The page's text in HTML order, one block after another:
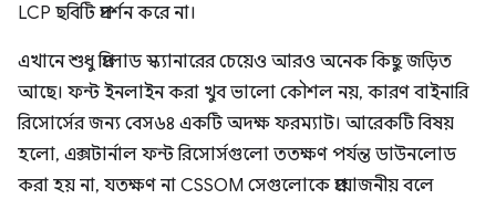
LCP ছবিটি প্রদর্শন করে না।
এখানে শুধু প্রিলোড স্ক্যানারের চেয়েও আরও অনেক কিছু জড়িত
আছে। ফন্ট ইনলাইন করা খুব ভালো কৌশল নয়, কারণ বাইনারি
রিসোর্সের জন্য বেস৬৪ একটি অদক্ষ ফরম্যাট। আরেকটি বিষয়
হলো, এক্সটার্নাল ফন্ট রিসোর্সগুলো ততক্ষণ পর্যন্ত ডাউনলোড
করা হয় না, যতক্ষণ না CSSOM সেগুলোকে প্রয়োজনীয় বলে